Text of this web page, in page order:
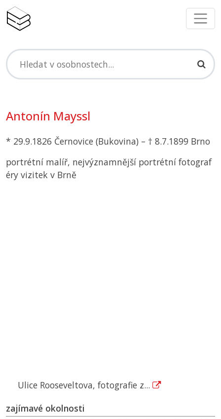
Antonín Mayssl
* 29.9.1826 Černovice (Bukovina) – † 8.7.1899 Brno
portrétní malíř, nejvýznamnější portrétní fotograf
éry vizitek v Brně
Ulice Rooseveltova, fotografie z...
zajímavé okolnosti